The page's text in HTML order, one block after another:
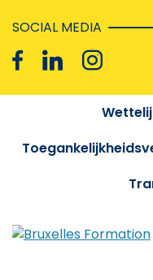
SOCIAL MEDIA